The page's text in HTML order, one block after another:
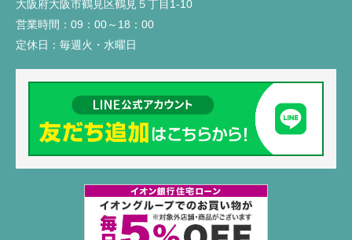
大阪府大阪市鶴見区鶴見５丁目1-10
営業時間： 09：00～18：00
定休日： 毎週火・水曜日